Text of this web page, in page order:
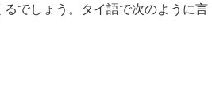
でしょう。タイ語で次のように言